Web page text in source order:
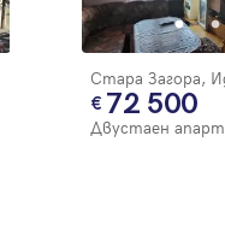
72 500
Двустаен